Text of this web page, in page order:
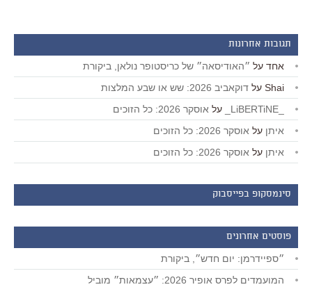
תגובות אחרונות
אחד על ״האודיסאה״ של כריסטופר נולאן, ביקורת
Shai על דוקאביב 2026: שש או שבע המלצות
על אוסקר 2026: כל הזוכים
איתן על אוסקר 2026: כל הזוכים
איתן על אוסקר 2026: כל הזוכים
סינמסקופ בפייסבוק
פוסטים אחרונים
״ספיידרמן: יום חדש״, ביקורת
המועמדים לפרס אופיר 2026: ״עצמאות״ מוביל